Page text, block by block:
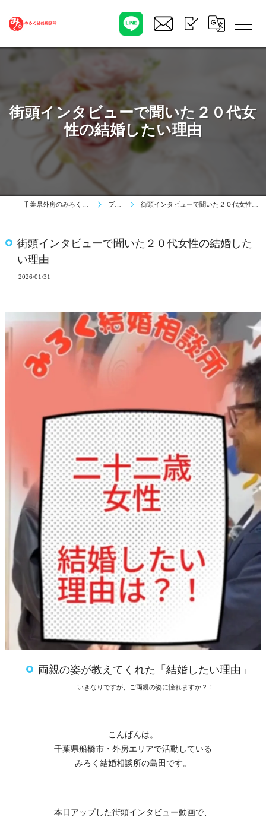
街頭インタビューで聞いた２０代女
性の結婚したい理由
ブログ 街頭インタビューで聞いた２０代女性の結婚したい理由
街頭インタビューで聞いた２０代女性の結婚した
い理由
2026/01/31
両親の姿が教えてくれた「結婚したい理由」
いきなりですが、ご両親の姿に憧れますか？！
こんばんは。
千葉県船橋市・外房エリアで活動している
みろく結婚相談所の島田です。
本日アップした街頭インタビュー動画で、